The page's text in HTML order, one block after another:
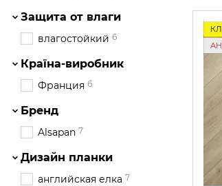
Защита от влаги
влагостойкий 6
Країна-виробник
Франция 6
Бренд
Alsapan 7
Дизайн планки
английская елка 7